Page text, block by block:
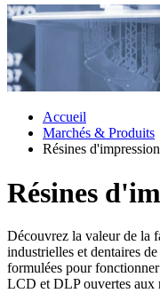
Accueil
Marchés & Produits
Résines
Résines
Découvrez la valeur de la
industrielles et dentaires
formulées pour
LCD et DLP ouvertes aux